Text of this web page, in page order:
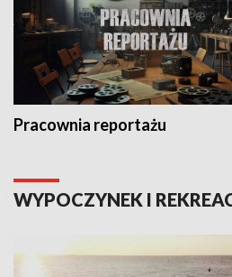
Pracownia reportażu
WYPOCZYNEK I